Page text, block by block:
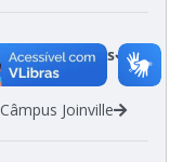
Listar Câmpus
Câmpus Joinville